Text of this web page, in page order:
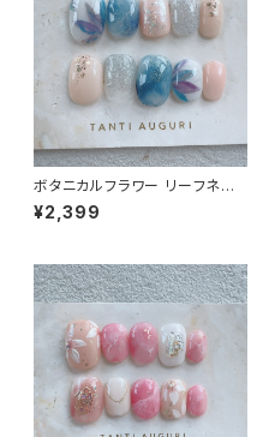
ボタニカルフラワー リーフネイ
ル ベリーショート ネイルチップ
紺のワンピに合う 植物 通販サ
¥2,399